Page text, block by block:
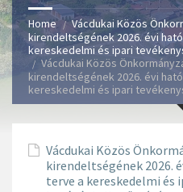
Home
Vácdukai Közös
kirendeltségének 2026. évi
kereskedelmi és ipari
Vácdukai Közös
kirendeltségének 2026. évi
kereskedelmi és ipari
Vácdukai Közös
kirendeltségének 2026.
terve a kereskedelmi és